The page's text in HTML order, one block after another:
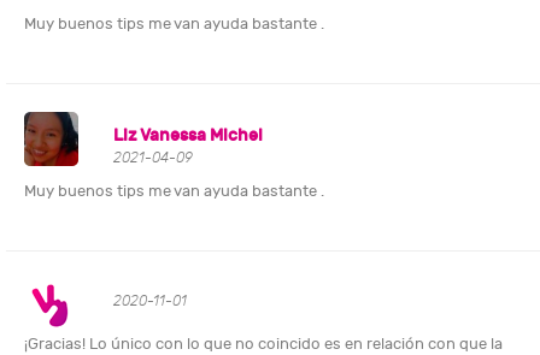
Muy buenos tips me van ayuda bastante .
Liz Vanessa Michel
2021-04-09
Muy buenos tips me van ayuda bastante .
2020-11-01
¡Gracias! Lo único con lo que no coincido es en relación con que la